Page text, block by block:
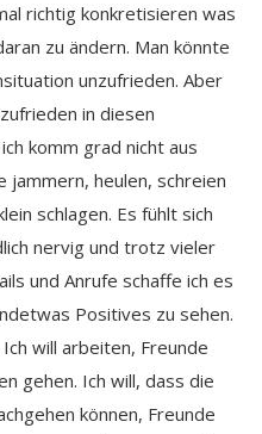
richtig konkretisieren was
zu ändern. Man könnte
unzufrieden. Aber
in diesen
komm grad nicht aus
jammern, heulen, schreien
schlagen. Es fühlt sich
nervig und trotz vieler
und Anrufe schaffe ich es
Positives zu sehen.
will arbeiten, Freunde
gehen. Ich will, dass die
können, Freunde